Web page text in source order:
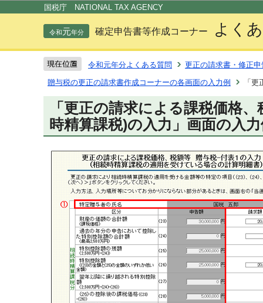
国税庁 NATIONAL TAX AGENCY
令和元年分 確定申告書等作成コーナー よく
令和元年分よくある質問
更正の請求書・修正申
贈与税の更正の請求書作成コーナーの各画面の入力例
「
「更正の請求による課税価格、
時精算課税)の入力」画面の入